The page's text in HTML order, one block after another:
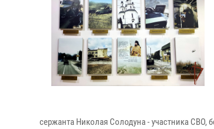
сержанта Николая Солодуна - участника СВО,